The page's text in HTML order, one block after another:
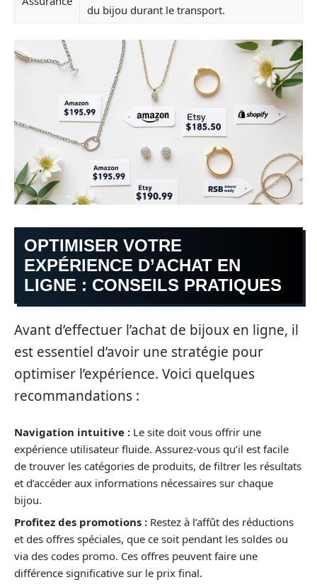
du bijou durant le transport.
OPTIMISER VOTRE
EXPÉRIENCE D’ACHAT EN
LIGNE : CONSEILS PRATIQUES
Avant d’effectuer l’achat de bijoux en ligne, il
est essentiel d’avoir une stratégie pour
optimiser l’expérience. Voici quelques
recommandations :
Navigation intuitive : Le site doit vous offrir une
expérience utilisateur fluide. Assurez-vous qu’il est facile
de trouver les catégories de produits, de filtrer les résultats
et d’accéder aux informations nécessaires sur chaque
bijou.
Profitez des promotions : Restez à l’affût des réductions
et des offres spéciales, que ce soit pendant les soldes ou
via des codes promo. Ces offres peuvent faire une
différence significative sur le prix final.